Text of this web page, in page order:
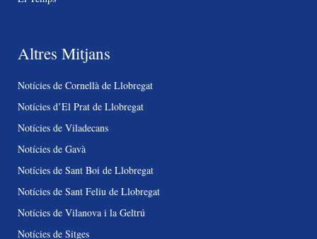
Altres Mitjans
Notícies de Cornellà de Llobregat
Notícies d’El Prat de Llobregat
Notícies de Viladecans
Notícies de Gavà
Notícies de Sant Boi de Llobregat
Notícies de Sant Feliu de Llobregat
Notícies de Vilanova i la Geltrú
Notícies de Sitges